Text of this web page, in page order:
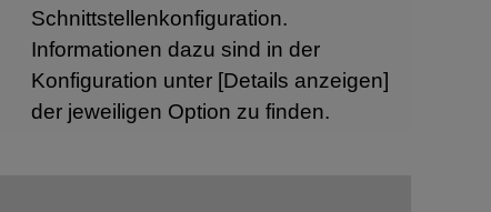
Schnittstellenkonfiguration.
Informationen dazu sind in der
Konfiguration unter [Details anzeigen]
der jeweiligen Option zu finden.